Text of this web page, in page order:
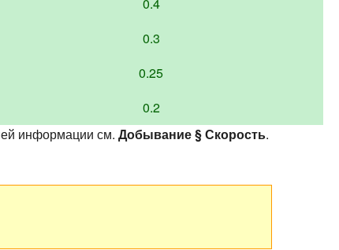
0.3
0.25
0.2
информации см. Добывание § Скорость.